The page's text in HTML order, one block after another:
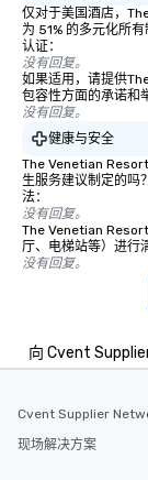
仅对于美国酒店，
为 51% 的多元化所
认证：
没有回复。
如果适用，请提供
包容性方面的承诺和
没有回复。
健康与安全
The Venetian
生服务建议制定的吗
法：
没有回复。
The Venetian
厅、电梯站等）进行
没有回复。
向 Cvent
Cvent Supplier
现场解决方案